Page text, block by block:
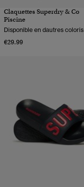
Claquettes Superdry & Co
Piscine
Disponible en dautres coloris
€29.99